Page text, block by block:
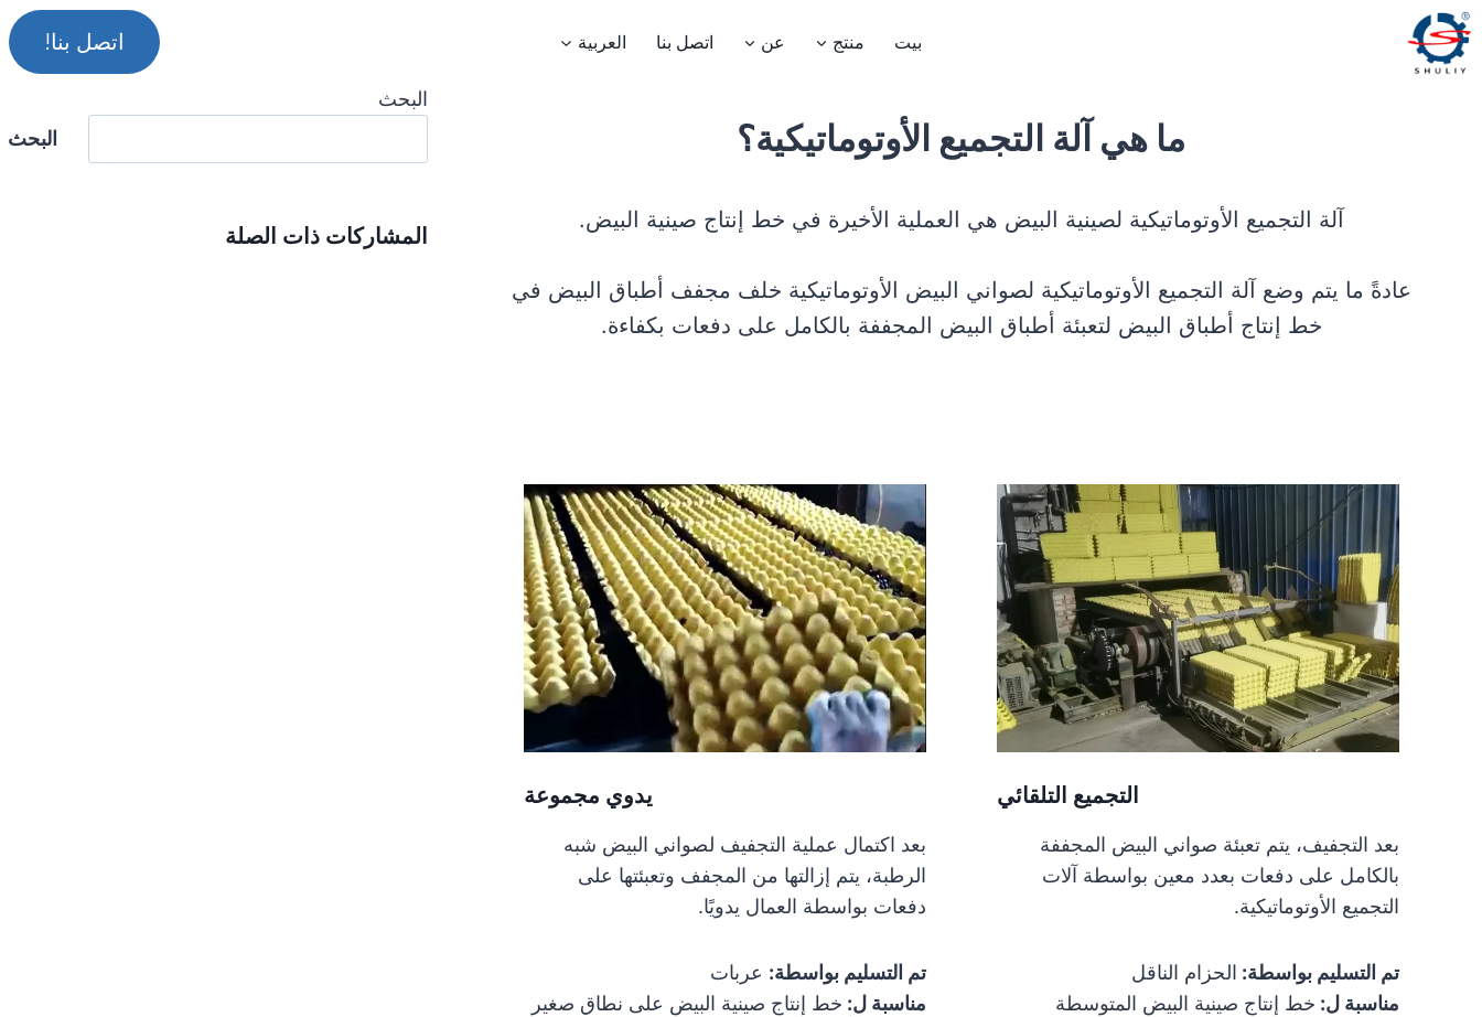
التجاوز
إلى
المحتوى
بيت منتج عن اتصل بنا العربية اتصل بنا!
ما هي آلة التجميع الأوتوماتيكية؟
آلة التجميع الأوتوماتيكية لصينية البيض هي العملية الأخيرة في خط إنتاج صينية البيض.
عادةً ما يتم وضع آلة التجميع الأوتوماتيكية لصواني البيض الأوتوماتيكية خلف مجفف أطباق البيض في
خط إنتاج أطباق البيض لتعبئة أطباق البيض المجففة بالكامل على دفعات بكفاءة.
التجميع التلقائي
بعد التجفيف، يتم تعبئة صواني البيض المجففة
بالكامل على دفعات بعدد معين بواسطة آلات
التجميع الأوتوماتيكية.
تم التسليم بواسطة: الحزام الناقل
مناسبة ل: خط إنتاج صينية البيض المتوسطة
يدوي مجموعة
بعد اكتمال عملية التجفيف لصواني البيض شبه
الرطبة، يتم إزالتها من المجفف وتعبئتها على
دفعات بواسطة العمال يدويًا.
تم التسليم بواسطة: عربات
مناسبة ل: خط إنتاج صينية البيض على نطاق صغير
البحث
البحث
المشاركات ذات الصلة